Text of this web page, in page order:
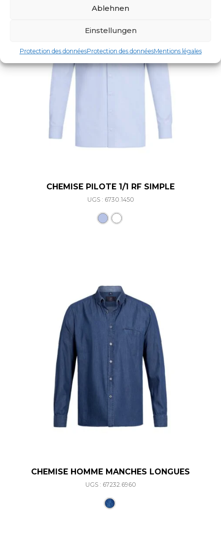
Ablehnen
Einstellungen
Protection des donnéesProtection des donnéesMentions légales
CHEMISE PILOTE 1/1 RF SIMPLE
UGS : 6730.1450
CHEMISE HOMME MANCHES LONGUES
UGS : 67232.6960